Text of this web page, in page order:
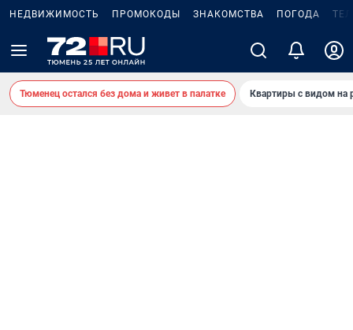
НЕДВИЖИМОСТЬ ПРОМОКОДЫ ЗНАКОМСТВА ПОГОДА
Тюменец остался без дома и живет в палатке Квартиры с видом на